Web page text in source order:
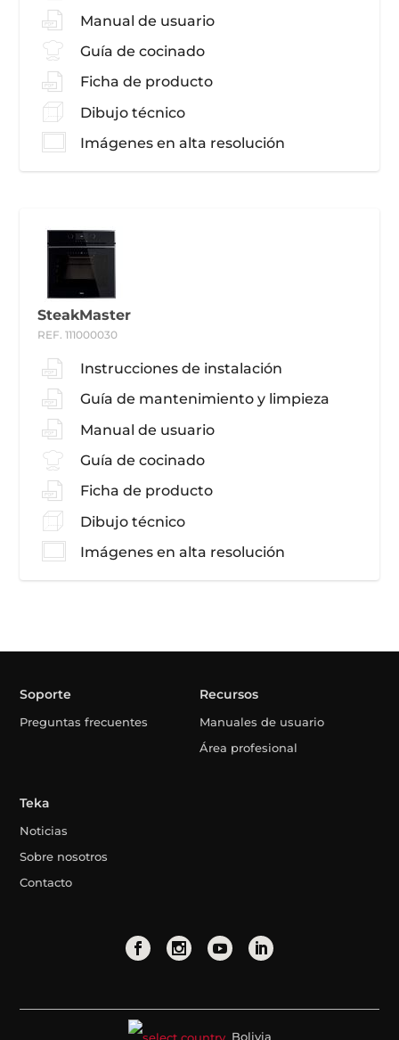
Manual de usuario
Guía de cocinado
Ficha de producto
Dibujo técnico
Imágenes en alta resolución
SteakMaster
REF. 111000030
Instrucciones de instalación
Guía de mantenimiento y limpieza
Manual de usuario
Guía de cocinado
Ficha de producto
Dibujo técnico
Imágenes en alta resolución
Soporte
Preguntas frecuentes
Recursos
Manuales de usuario
Área profesional
Teka
Noticias
Sobre nosotros
Contacto
Bolivia